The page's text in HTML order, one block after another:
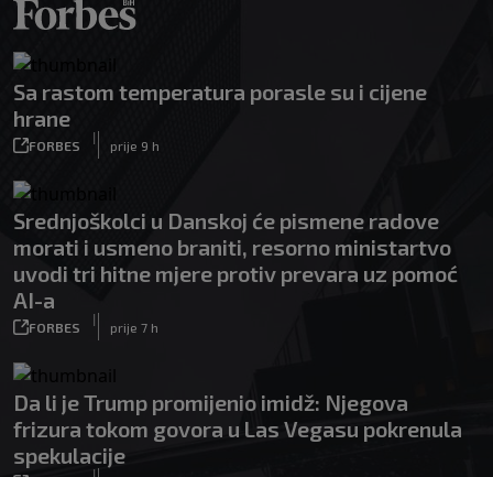
Sa rastom temperatura porasle su i cijene
hrane
FORBES
|
prije 9 h
Srednjoškolci u Danskoj će pismene radove
morati i usmeno braniti, resorno ministartvo
uvodi tri hitne mjere protiv prevara uz pomoć
AI-a
FORBES
|
prije 7 h
Da li je Trump promijenio imidž: Njegova
frizura tokom govora u Las Vegasu pokrenula
spekulacije
|